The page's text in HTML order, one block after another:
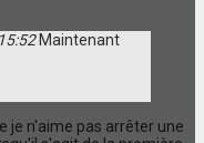
Maintenant
je n'aime pas arrêter une